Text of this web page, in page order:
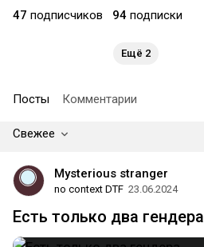
47 подписчиков 94 подписки
Ещё 2
Посты Комментарии
Свежее
Mysterious stranger
no context DTF 23.06.2024
Есть только два гендера